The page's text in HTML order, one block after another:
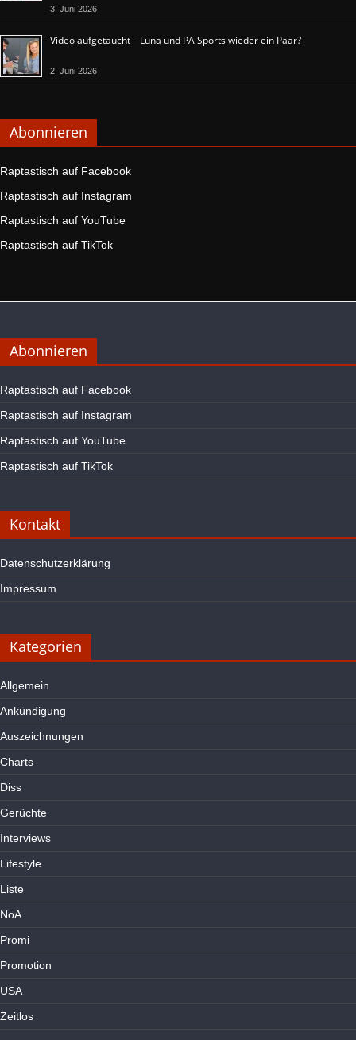
3. Juni 2026
Video aufgetaucht – Luna und PA Sports wieder ein Paar?
2. Juni 2026
Abonnieren
Raptastisch auf Facebook
Raptastisch auf Instagram
Raptastisch auf YouTube
Raptastisch auf TikTok
Abonnieren
Raptastisch auf Facebook
Raptastisch auf Instagram
Raptastisch auf YouTube
Raptastisch auf TikTok
Kontakt
Datenschutzerklärung
Impressum
Kategorien
Allgemein
Ankündigung
Auszeichnungen
Charts
Diss
Gerüchte
Interviews
Lifestyle
Liste
NoA
Promi
Promotion
USA
Zeitlos